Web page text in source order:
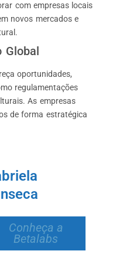
com empresas locais
novos mercados e
Global
oportunidades,
regulamentações
As empresas
de forma estratégica
Conheça a
Betalabs